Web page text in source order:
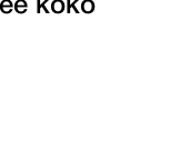
koko